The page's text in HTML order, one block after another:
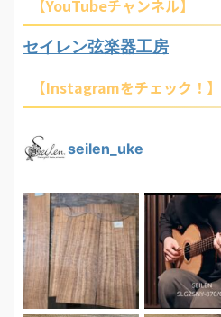
【YouTubeチャンネル】
セイレン弦楽器工房
【Instagramをチェック！】
seilen_uke